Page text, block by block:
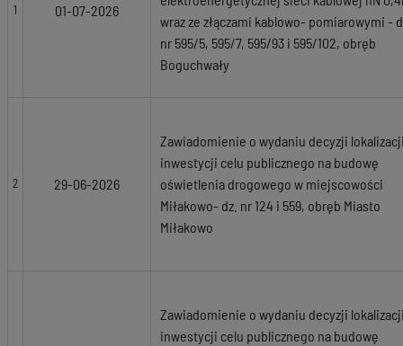
1 01-07-2026
wraz ze złączami kablowo- pomiarowymi -
nr 595/5, 595/7, 595/93 i 595/102, obręb
Boguchwały
2 29-06-2026
Zawiadomienie o wydaniu decyzji
inwestycji celu publicznego na budowę
oświetlenia drogowego w miejscowości
Miłakowo- dz. nr 124 i 559, obręb Miasto
Miłakowo
Zawiadomienie o wydaniu decyzji
inwestycji celu publicznego na budowę